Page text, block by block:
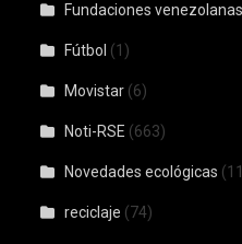
Fundaciones venezolanas
Fútbol (1)
Movistar (6)
Noti-RSE (663)
Novedades ecológicas
reciclaje (74)